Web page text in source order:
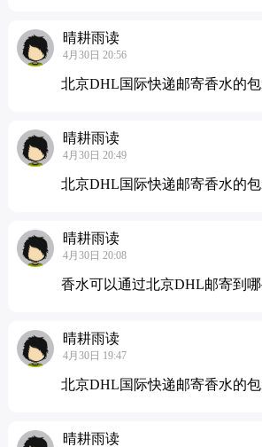
晴耕雨读
4月30日 20:56
北京DHL国际快递邮寄香水的
晴耕雨读
4月30日 20:49
北京DHL国际快递邮寄香水的
晴耕雨读
4月30日 20:08
香水可以通过北京DHL邮寄到
晴耕雨读
4月30日 19:47
北京DHL国际快递邮寄香水的
晴耕雨读